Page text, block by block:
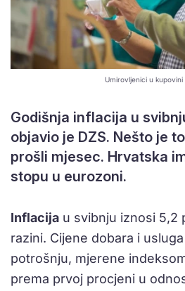
Umirovljenici u kupovini
Godišnja inflacija u
objavio je DZS. Nešto je
prošli mjesec. Hrvatska
stopu u eurozoni.
Inflacija u svibnju iznosi 5,2
razini. Cijene dobara i
potrošnju, mjerene
prema prvoj procjeni u